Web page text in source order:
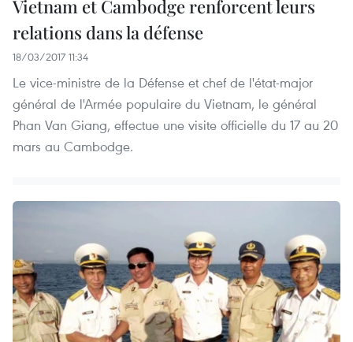
Vietnam et Cambodge renforcent leurs
relations dans la défense
18/03/2017 11:34
Le vice-ministre de la Défense et chef de l'état-major
général de l'Armée populaire du Vietnam, le général
Phan Van Giang, effectue une visite officielle du 17 au 20
mars au Cambodge.